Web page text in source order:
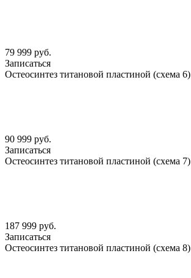
79 999 руб.
Записаться
Остеосинтез титановой пластиной (схема 6)
90 999 руб.
Записаться
Остеосинтез титановой пластиной (схема 7)
187 999 руб.
Записаться
Остеосинтез титановой пластиной (схема 8)